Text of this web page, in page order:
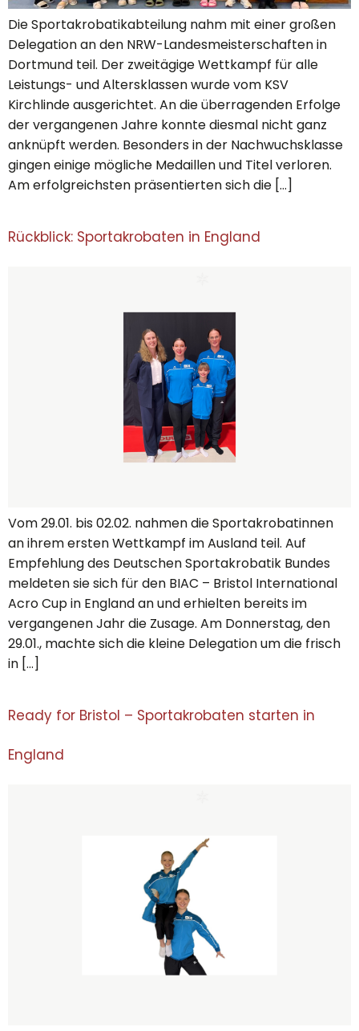
Die Sportakrobatikabteilung nahm mit einer großen
Delegation an den NRW-Landesmeisterschaften in
Dortmund teil. Der zweitägige Wettkampf für alle
Leistungs- und Altersklassen wurde vom KSV
Kirchlinde ausgerichtet. An die überragenden Erfolge
der vergangenen Jahre konnte diesmal nicht ganz
anknüpft werden. Besonders in der Nachwuchsklasse
gingen einige mögliche Medaillen und Titel verloren.
Am erfolgreichsten präsentierten sich die […]
Rückblick: Sportakrobaten in England
Vom 29.01. bis 02.02. nahmen die Sportakrobatinnen
an ihrem ersten Wettkampf im Ausland teil. Auf
Empfehlung des Deutschen Sportakrobatik Bundes
meldeten sie sich für den BIAC – Bristol International
Acro Cup in England an und erhielten bereits im
vergangenen Jahr die Zusage. Am Donnerstag, den
29.01., machte sich die kleine Delegation um die frisch
in […]
Ready for Bristol – Sportakrobaten starten in
England